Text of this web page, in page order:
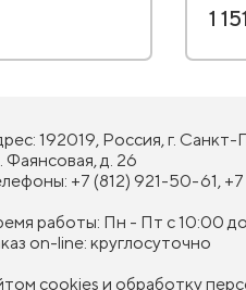
1
192019, Россия, г. Санкт-
Фаянсовая, д. 26
+7 (812) 921-50-61,
работы: Пн - Пт с 10:00
on-line: круглосуточно
cookies и обработку